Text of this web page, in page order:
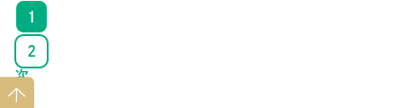
1
2
次
ジト